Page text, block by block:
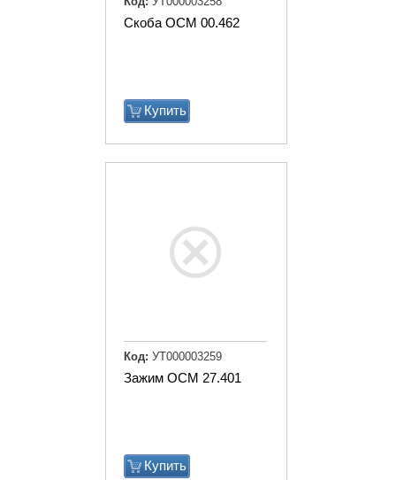
Скоба ОСМ 00.462
Купить
Зажим ОСМ 27.401
Купить
Код: УТ000003259